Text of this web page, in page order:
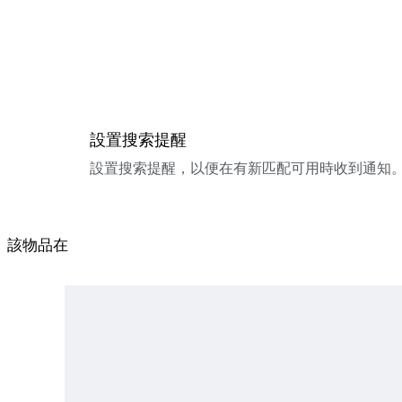
設置搜索提醒
設置搜索提醒，以便在有新匹配可用時收到通知
該物品在